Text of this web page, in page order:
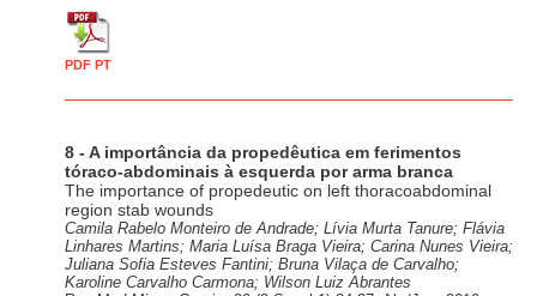
PDF PT
8 - A importância da propedêutica em ferimentos
tóraco-abdominais à esquerda por arma branca
The importance of propedeutic on left thoracoabdominal
region stab wounds
Camila Rabelo Monteiro de Andrade; Lívia Murta Tanure; Flávia
Linhares Martins; Maria Luísa Braga Vieira; Carina Nunes Vieira;
Juliana Sofia Esteves Fantini; Bruna Vilaça de Carvalho;
Karoline Carvalho Carmona; Wilson Luiz Abrantes